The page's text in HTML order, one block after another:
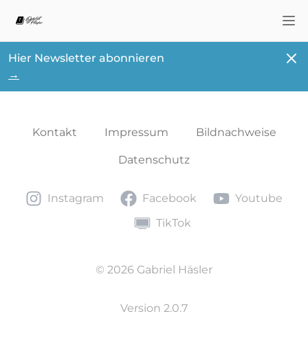
Hier Newsletter abonnieren
→
Kontakt Impressum Bildnachweise
Datenschutz
Instagram
Instagram Facebook
Facebook YoutubeYoutube
TikTokTikTok
© 2026 Gabriel Häsler
Version 2.0.7